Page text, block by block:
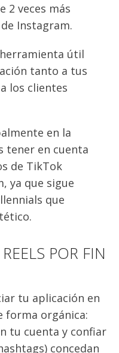
2 veces más
Instagram.
útil
tanto a tus
los clientes
en la
tener en cuenta
de TikTok
ya que sigue
que
POR FIN
tu aplicación en
forma orgánica:
tu cuenta y confiar
concedan